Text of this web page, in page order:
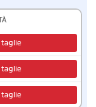
taglie
taglie
taglie